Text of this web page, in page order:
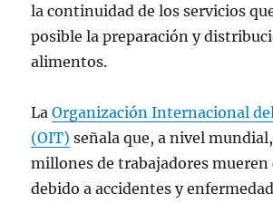
la continuidad de los servicios
posible la preparación y
alimentos.
LaOrganización Internacional
(OIT) señala que, a nivel
millones de trabajadores mueren
debido a accidentes y